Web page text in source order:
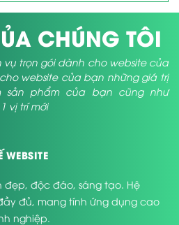
CHÚNG TÔI
trọn gói dành cho website của
website của bạn những giá trị
phẩm của bạn cũng như
vị trí mới
đẹp, độc đáo, sáng tạo. Hệ
đủ, mang tính ứng dụng cao
nghiệp.